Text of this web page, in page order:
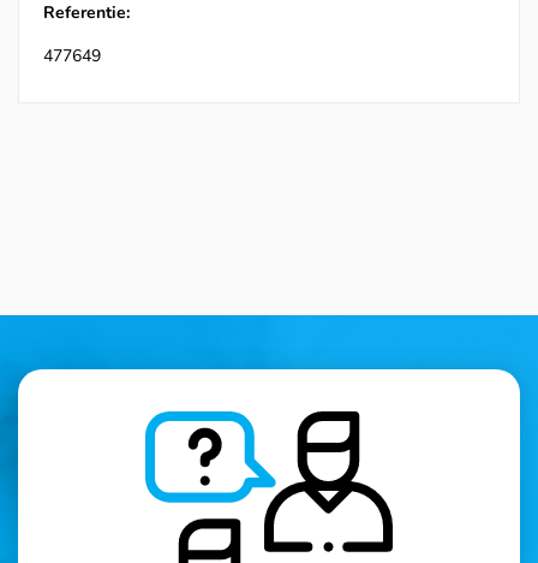
Referentie:
477649